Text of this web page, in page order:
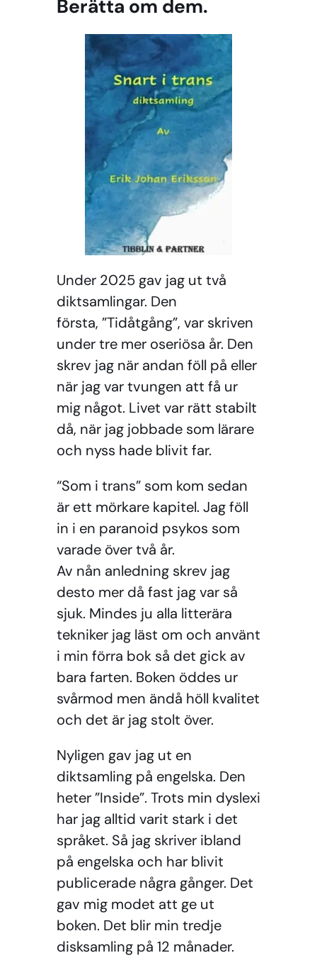
Berätta om dem.
Under 2025 gav jag ut två
diktsamlingar. Den
första, ”Tidåtgång”, var skriven
under tre mer oseriösa år. Den
skrev jag när andan föll på eller
när jag var tvungen att få ur
mig något. Livet var rätt stabilt
då, när jag jobbade som lärare
och nyss hade blivit far.
“Som i trans” som kom sedan
är ett mörkare kapitel. Jag föll
in i en paranoid psykos som
varade över två år.
Av nån anledning skrev jag
desto mer då fast jag var så
sjuk. Mindes ju alla litterära
tekniker jag läst om och använt
i min förra bok så det gick av
bara farten. Boken öddes ur
svårmod men ändå höll kvalitet
och det är jag stolt över.
Nyligen gav jag ut en
diktsamling på engelska. Den
heter ”Inside”. Trots min dyslexi
har jag alltid varit stark i det
språket. Så jag skriver ibland
på engelska och har blivit
publicerade några gånger. Det
gav mig modet att ge ut
boken. Det blir min tredje
disksamling på 12 månader.